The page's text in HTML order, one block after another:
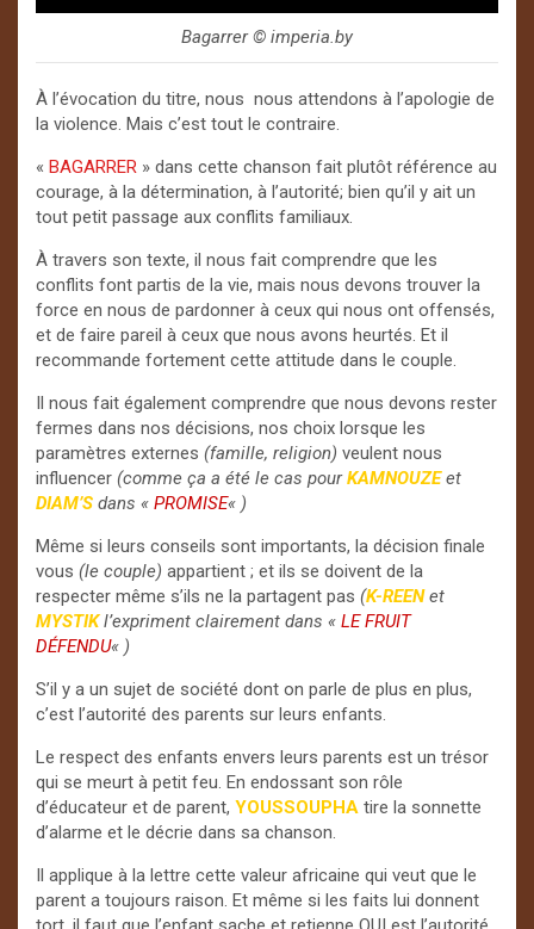
Bagarrer ©️ imperia.by
À l’évocation du titre, nous nous attendons à l’apologie de
la violence. Mais c’est tout le contraire.
« BAGARRER » dans cette chanson fait plutôt référence au
courage, à la détermination, à l’autorité; bien qu’il y ait un
tout petit passage aux conflits familiaux.
À travers son texte, il nous fait comprendre que les
conflits font partis de la vie, mais nous devons trouver la
force en nous de pardonner à ceux qui nous ont offensés,
et de faire pareil à ceux que nous avons heurtés. Et il
recommande fortement cette attitude dans le couple.
Il nous fait également comprendre que nous devons rester
fermes dans nos décisions, nos choix lorsque les
paramètres externes (famille, religion) veulent nous
influencer (comme ça a été le cas pourKAMNOUZEet
DIAM’S dans « PROMISE« )
Même si leurs conseils sont importants, la décision finale
vous (le couple) appartient ; et ils se doivent de la
respecter même s’ils ne la partagent pas (K-REENet
MYSTIKl’expriment clairement dans « LE FRUIT
DÉFENDU« )
S’il y a un sujet de société dont on parle de plus en plus,
c’est l’autorité des parents sur leurs enfants.
Le respect des enfants envers leurs parents est un trésor
qui se meurt à petit feu. En endossant son rôle
d’éducateur et de parent, YOUSSOUPHA tire la sonnette
d’alarme et le décrie dans sa chanson.
Il applique à la lettre cette valeur africaine qui veut que le
parent a toujours raison. Et même si les faits lui donnent